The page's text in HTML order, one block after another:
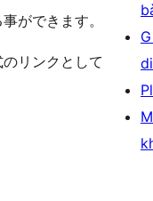
ができます。
リンクとして